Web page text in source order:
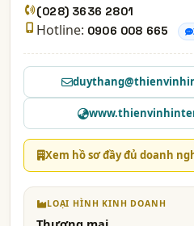
(028) 3636 2801
Hotline: 0906 008 665
Xem hồ sơ đầy đủ doanh
LOẠI HÌNH KINH DOANH